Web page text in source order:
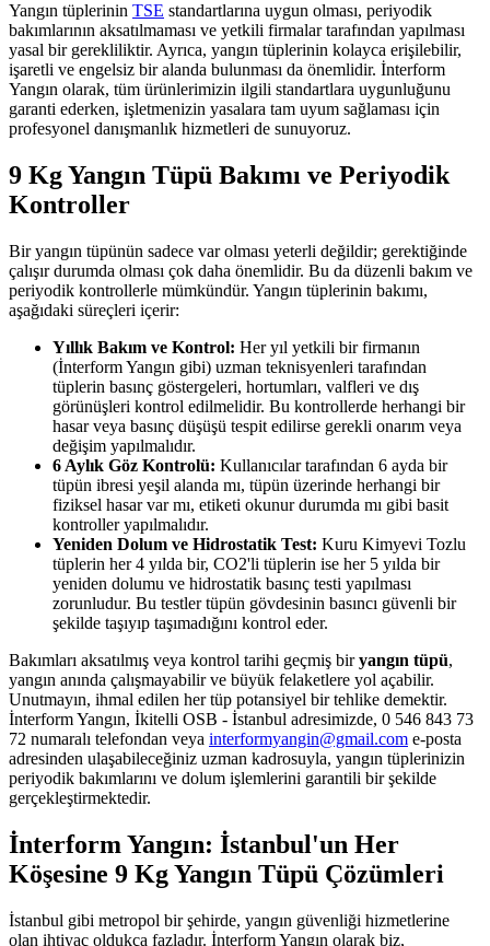
Yangın tüplerinin TSE standartlarına uygun olması, periyodik
bakımlarının aksatılmaması ve yetkili firmalar tarafından yapılması
yasal bir gerekliliktir. Ayrıca, yangın tüplerinin kolayca erişilebilir,
işaretli ve engelsiz bir alanda bulunması da önemlidir. İnterform
Yangın olarak, tüm ürünlerimizin ilgili standartlara uygunluğunu
garanti ederken, işletmenizin yasalara tam uyum sağlaması için
profesyonel danışmanlık hizmetleri de sunuyoruz.
9 Kg Yangın Tüpü Bakımı ve Periyodik
Kontroller
Bir yangın tüpünün sadece var olması yeterli değildir; gerektiğinde
çalışır durumda olması çok daha önemlidir. Bu da düzenli bakım ve
periyodik kontrollerle mümkündür. Yangın tüplerinin bakımı,
aşağıdaki süreçleri içerir:
Yıllık Bakım ve Kontrol: Her yıl yetkili bir firmanın
(İnterform Yangın gibi) uzman teknisyenleri tarafından
tüplerin basınç göstergeleri, hortumları, valfleri ve dış
görünüşleri kontrol edilmelidir. Bu kontrollerde herhangi bir
hasar veya basınç düşüşü tespit edilirse gerekli onarım veya
değişim yapılmalıdır.
6 Aylık Göz Kontrolü: Kullanıcılar tarafından 6 ayda bir
tüpün ibresi yeşil alanda mı, tüpün üzerinde herhangi bir
fiziksel hasar var mı, etiketi okunur durumda mı gibi basit
kontroller yapılmalıdır.
Yeniden Dolum ve Hidrostatik Test: Kuru Kimyevi Tozlu
tüplerin her 4 yılda bir, CO2'li tüplerin ise her 5 yılda bir
yeniden dolumu ve hidrostatik basınç testi yapılması
zorunludur. Bu testler tüpün gövdesinin basıncı güvenli bir
şekilde taşıyıp taşımadığını kontrol eder.
Bakımları aksatılmış veya kontrol tarihi geçmiş biryangın tüpü,
yangın anında çalışmayabilir ve büyük felaketlere yol açabilir.
Unutmayın, ihmal edilen her tüp potansiyel bir tehlike demektir.
İnterform Yangın, İkitelli OSB - İstanbul adresimizde, 0 546 843 73
72 numaralı telefondan veya interformyangin@gmail.com e-posta
adresinden ulaşabileceğiniz uzman kadrosuyla, yangın tüplerinizin
periyodik bakımlarını ve dolum işlemlerini garantili bir şekilde
gerçekleştirmektedir.
İnterform Yangın: İstanbul'un Her
Köşesine 9 Kg Yangın Tüpü Çözümleri
İstanbul gibi metropol bir şehirde, yangın güvenliği hizmetlerine
olan ihtiyaç oldukça fazladır. İnterform Yangın olarak biz,